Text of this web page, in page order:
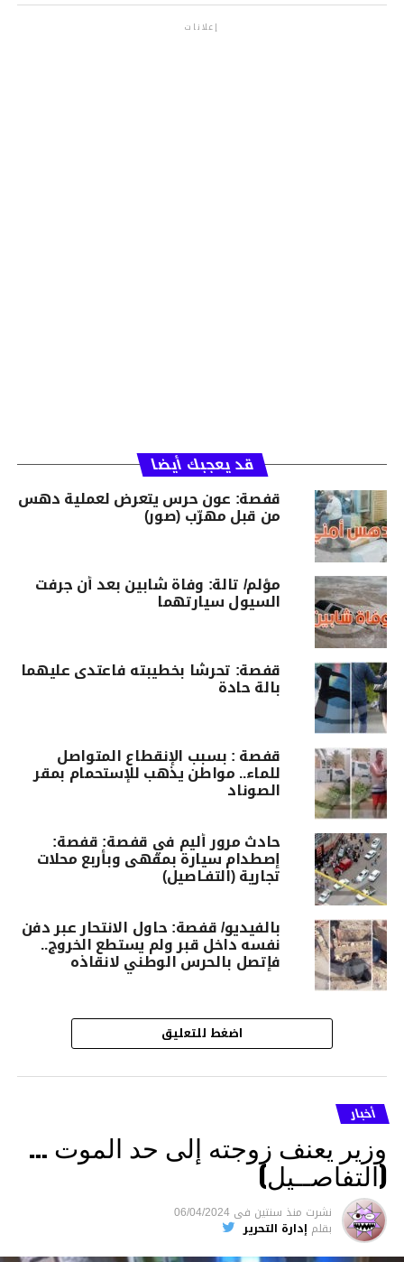
إعلانات
قد يعجبك أيضا
قفصة: عون حرس يتعرض لعملية دهس
من قبل مهرّب (صور)
مؤلم/ تالة: وفاة شابين بعد أن جرفت
السيول سيارتهما
قفصة: تحرشا بخطيبته فاعتدى عليهما
بالة حادة
قفصة : بسبب الإنقطاع المتواصل
للماء.. مواطن يذهب للإستحمام بمقر
الصوناد
حادث مرور أليم في قفصة: قفصة:
إصطدام سيارة بمقهى وبأربع محلات
تجارية (التفـاصيل)
بالفيديو/ قفصة: حاول الانتحار عبر دفن
نفسه داخل قبر ولم يستطع الخروج..
فإتصل بالحرس الوطني لانقاذه
اضغط للتعليق
أخبار
وزير يعنف زوجته إلى حد الموت …
(التفاصــيل)
نشرت منذ سنتين فى 06/04/2024
بقلم إدارة التحرير